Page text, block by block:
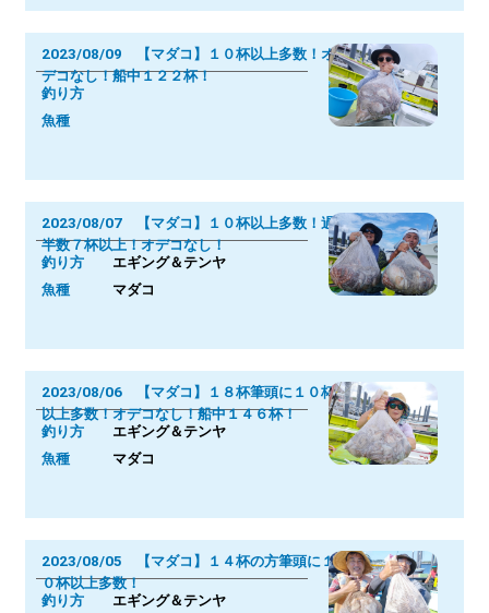
2023/08/09 【マダコ】１０杯以上多数！オ
デコなし！船中１２２杯！
釣り方
魚種
2023/08/07 【マダコ】１０杯以上多数！過
半数７杯以上！オデコなし！
釣り方 エギング＆テンヤ
魚種 マダコ
2023/08/06 【マダコ】１８杯筆頭に１０杯
以上多数！オデコなし！船中１４６杯！
釣り方 エギング＆テンヤ
魚種 マダコ
2023/08/05 【マダコ】１４杯の方筆頭に１
０杯以上多数！
釣り方 エギング＆テンヤ